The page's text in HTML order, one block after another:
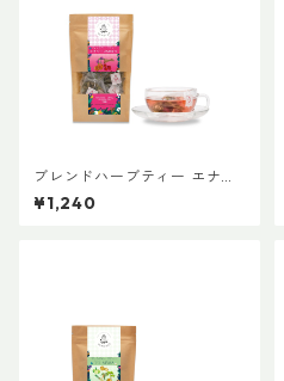
ブレンドハーブティー エナジ
ー-ENERGY 普通サイズ
¥1,240